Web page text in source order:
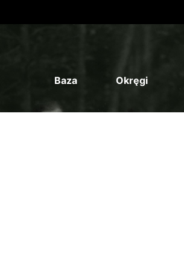
Baza Okręgi